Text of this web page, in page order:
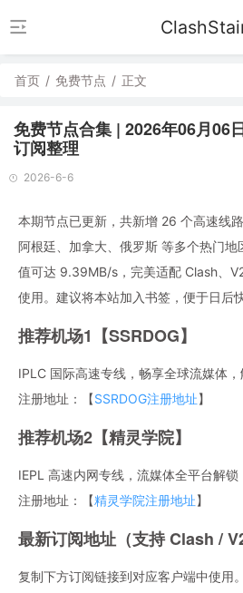
首页 / 免费节点 / 正文
免费节点合集 | 2026年06月06
订阅整理
2026-6-6
本期节点已更新，共新增 26 个高速线
阿根廷、加拿大、俄罗斯 等多个热门
值可达 9.39MB/s，完美适配 Clash、
使用。建议将本站加入书签，便于日后
推荐机场1【SSRDOG】
IPLC 国际高速专线，畅享全球流媒体
注册地址：【SSRDOG注册地址】
推荐机场2【精灵学院】
IEPL 高速内网专线，流媒体全平台解
注册地址：【精灵学院注册地址】
最新订阅地址（支持 Clash /
复制下方订阅链接到对应客户端中使用。